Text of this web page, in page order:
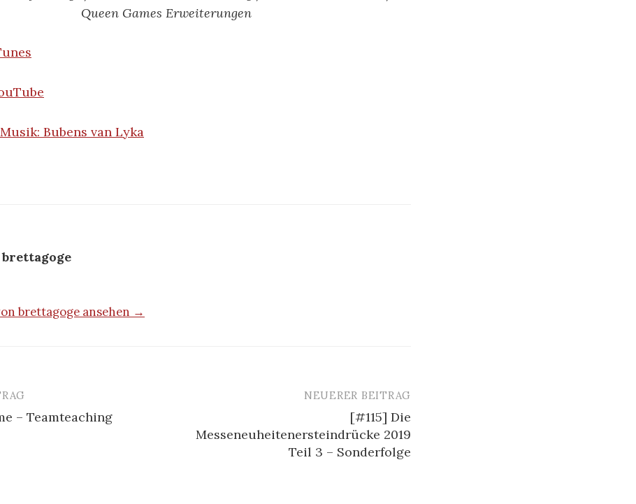
Queen Games Erweiterungen
Bubens van Lyka
brettagoge
brettagoge ansehen →
– Teamteaching
NEUERER BEITRAG
[#115] Die
Messeneuheitenersteindrücke 2019
Teil 3 – Sonderfolge